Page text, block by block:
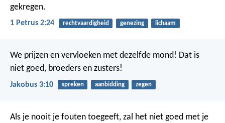
gekregen.
1 Petrus 2:24 rechtvaardigheid genezing lichaam
We prijzen en vervloeken met dezelfde mond! Dat is
niet goed, broeders en zusters!
Jakobus 3:10 spreken aanbidding zegen
Als je nooit je fouten toegeeft, zal het niet goed met je